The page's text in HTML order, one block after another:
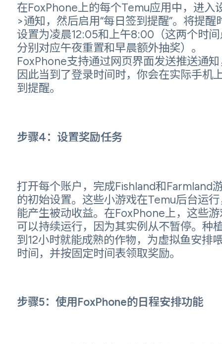
在FoxPhone上的每个Temu应用中，进入
>通知，然后启用“每日签到提醒”。将提醒
设置为凌晨12:05和上午8:00（这两个时间
分别对应午夜重置和早晨额外抽奖）。
FoxPhone支持通过网页界面发送推送通知
因此当到了登录时间时，你会在实际手机
到提醒。
步骤4：设置奖励任务
打开每个账户，完成Fishland和Farmland
的初始设置。这些小游戏在Temu后台运行
能产生被动收益。在FoxPhone上，这些游
可以持续运行，因为其实例从不暂停。种
到12小时就能成熟的作物，为虚拟鱼安排
时间，并按固定时间表领取奖励。
步骤5：使用FoxPhone的日程安排功能